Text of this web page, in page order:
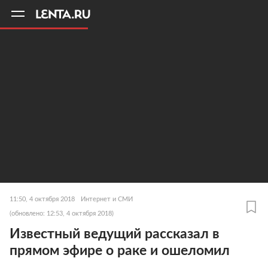
11:50, 4 октября 2018 Интернет и СМИ
(обновлено: 12:53, 4 октября 2018)
Известный ведущий рассказал в
прямом эфире о раке и ошеломил